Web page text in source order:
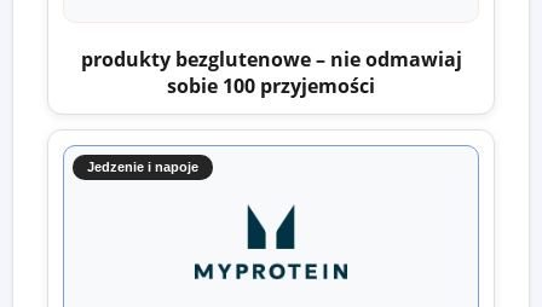
produkty bezglutenowe – nie odmawiaj
sobie 100 przyjemości
Jedzenie i napoje